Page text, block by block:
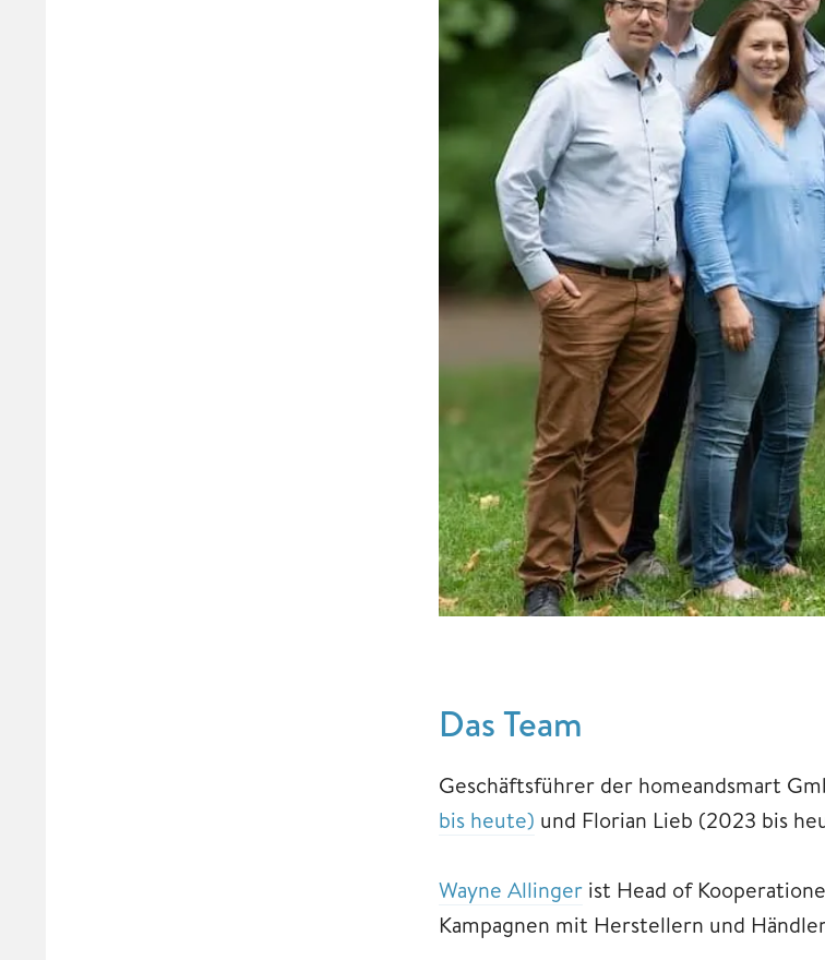
Das Team
Geschäftsführer der homeandsmart
bis heute) und Florian Lieb (2023 bis
Wayne Allinger ist Head of
Kampagnen mit Herstellern und